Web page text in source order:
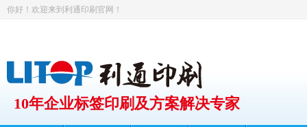
你好！欢迎来到利通印刷官网！
10年企业标签印刷及方案解决专家